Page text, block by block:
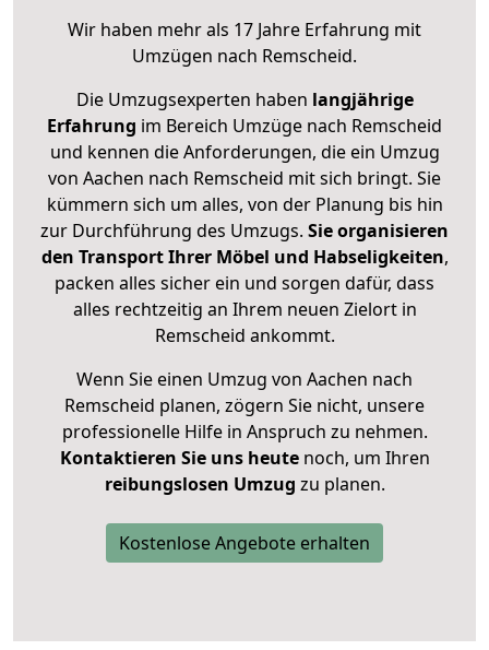
Wir haben mehr als 17 Jahre Erfahrung mit
Umzügen nach Remscheid.
Die Umzugsexperten haben langjährige
Erfahrung im Bereich Umzüge nach Remscheid
und kennen die Anforderungen, die ein Umzug
von Aachen nach Remscheid mit sich bringt. Sie
kümmern sich um alles, von der Planung bis hin
zur Durchführung des Umzugs. Sie organisieren
den Transport Ihrer Möbel und Habseligkeiten,
packen alles sicher ein und sorgen dafür, dass
alles rechtzeitig an Ihrem neuen Zielort in
Remscheid ankommt.
Wenn Sie einen Umzug von Aachen nach
Remscheid planen, zögern Sie nicht, unsere
professionelle Hilfe in Anspruch zu nehmen.
Kontaktieren Sie uns heutenoch, um Ihren
reibungslosen Umzug zu planen.
Kostenlose Angebote erhalten